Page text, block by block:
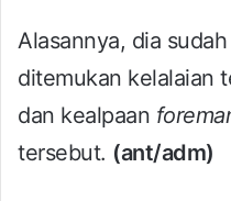
Alasannya, dia
ditemukan kelalaian
dan kealpaan
tersebut. (ant/adm)